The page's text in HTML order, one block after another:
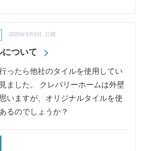
について
2025年3月6日 公開
ったら他社のタイルを使用してい
ました。 クレバリーホームは外壁
いますが、オリジナルタイルを使
るのでしょうか？